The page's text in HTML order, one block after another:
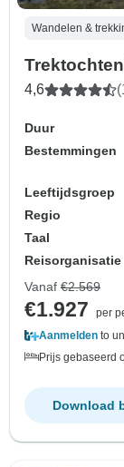
Wandelen &
4,6
Duur
Bestemmingen
Leeftijdsgroep
Regio
Taal
Reisorganisatie
Vanaf €2.569
€1.927
per
Aanmelden to
Prijs gebaseerd
Download